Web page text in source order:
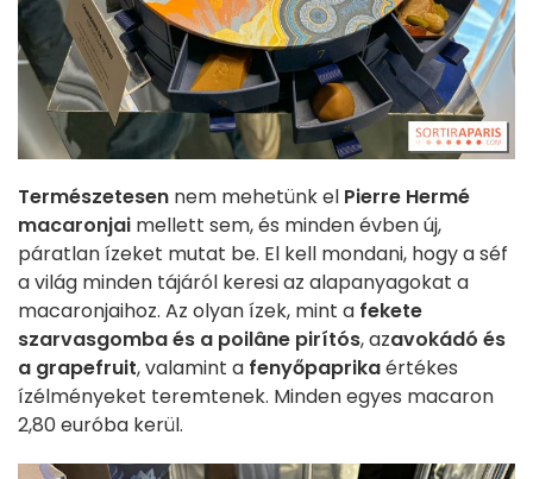
Természetesen nem mehetünk el Pierre Hermé
macaronjai mellett sem, és minden évben új,
páratlan ízeket mutat be. El kell mondani, hogy a séf
a világ minden tájáról keresi az alapanyagokat a
macaronjaihoz. Az olyan ízek, mint a fekete
szarvasgomba és a poilâne pirítós, azavokádó és
a grapefruit, valamint a fenyőpaprikaértékes
ízélményeket teremtenek. Minden egyes macaron
2,80 euróba kerül.